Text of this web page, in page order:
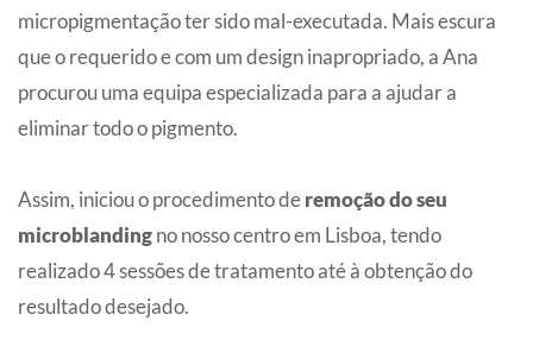
micropigmentação ter sido mal-executada. Mais escura
que o requerido e com um design inapropriado, a Ana
procurou uma equipa especializada para a ajudar a
eliminar todo o pigmento.
Assim, iniciou o procedimento deremoção do seu
microblandingno nosso centro em Lisboa, tendo
realizado 4 sessões de tratamento até à obtenção do
resultado desejado.